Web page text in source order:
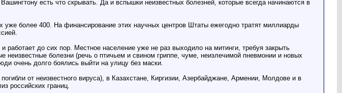
есть что скрывать. Да и вспышки неизвестных болезней, которые всегда начинаются в
уже более 400. На финансирование этих научных центров Штаты ежегодно тратят миллиарды
до сих пор. Местное население уже не раз выходило на митинги, требуя закрыть
неизвестные болезни (речь о птичьем и свином гриппе, чуме, неизлечимой пневмонии и новых
очень долго боялись выйти на улицу без маски.
от неизвестного вируса), в Казахстане, Киргизии, Азербайджане, Армении, Молдове и в
российских границ.